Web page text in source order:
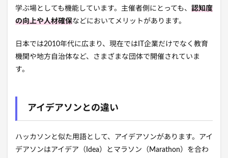
学ぶ場としても機能しています。主催者側にとっても、 認知度
の向上や人材確保などにおいてメリットがあります。
日本では2010年代に広まり、現在ではIT企業だけでなく教育
機関や地方自治体など、さまざまな団体で開催されていま
す。
アイデアソンとの違い
ハッカソンと似た用語として、アイデアソンがあります。アイ
デアソンはアイデア（Idea）とマラソン（Marathon）を合わ